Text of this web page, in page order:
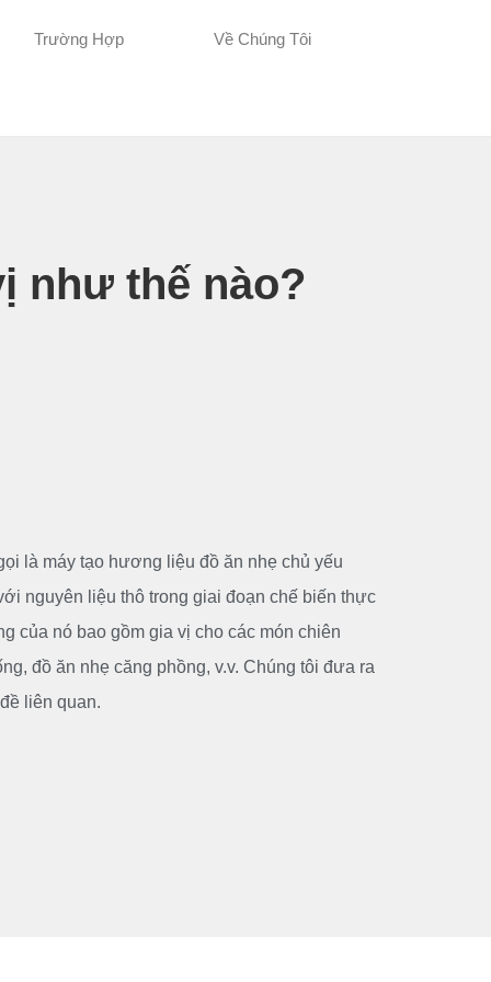
Trường Hợp Về Chúng Tôi
như thế nào?
là máy tạo hương liệu đồ ăn nhẹ chủ yếu
nguyên liệu thô trong giai đoạn chế biến thực
của nó bao gồm gia vị cho các món chiên
đồ ăn nhẹ căng phồng, v.v. Chúng tôi đưa ra
liên quan.